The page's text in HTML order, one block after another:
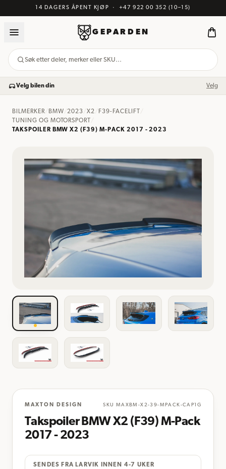
14 DAGERS ÅPENT KJØP · +47 922 00 352 (10–15)
GEPARDEN
Søk etter deler, merker eller SKU…
Velg bilen din Velg
BILMERKER/ BMW /2023 /X2 F39-FACELIFT
TUNING OG MOTORSPORT
TAKSPOILER BMW X2 (F39) M-PACK 2017 - 2023
MAXTON DESIGN SKU MAXBM-X2-39-MPACK-CAP1G
Takspoiler BMW X2 (F39) M-Pack
2017 - 2023
SENDES FRA LARVIK INNEN 4-7 UKER